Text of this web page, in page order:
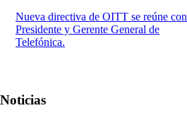
Nueva directiva de OITT se reúne con
Presidente y Gerente General de
Telefónica.
Noticias